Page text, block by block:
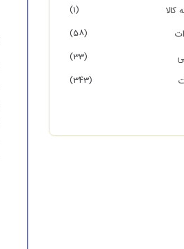
کالا (1)
(58)
(33)
(343)